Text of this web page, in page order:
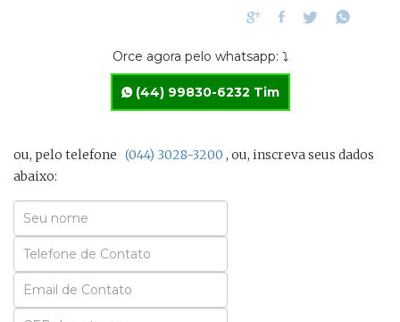
Orce agora pelo whatsapp: ⤵
(44) 99830-6232 Tim
ou, pelo telefone (044) 3028-3200 , ou, inscreva seus dados
abaixo:
Seu
Nome
Seu
Email